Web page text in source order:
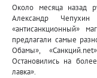
Около месяца назад
Александр
«антисанкционный»
предлагали самые
Обамы»,
Остановились на
лавка».